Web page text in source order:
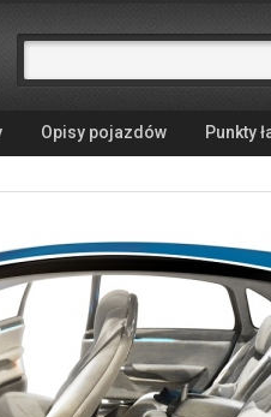
Opisy pojazdów Punkty